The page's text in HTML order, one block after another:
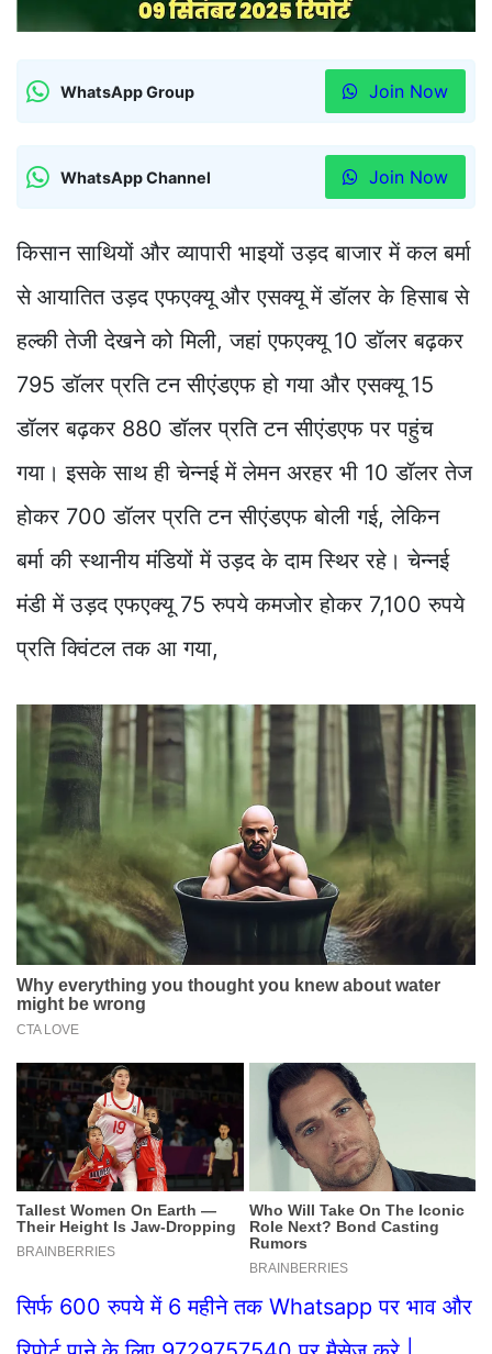
WhatsApp Group Join Now
WhatsApp Channel Join Now
किसान साथियों और व्यापारी भाइयों उड़द बाजार में कल बर्मा
से आयातित उड़द एफएक्यू और एसक्यू में डॉलर के हिसाब से
हल्की तेजी देखने को मिली, जहां एफएक्यू 10 डॉलर बढ़कर
795 डॉलर प्रति टन सीएंडएफ हो गया और एसक्यू 15
डॉलर बढ़कर 880 डॉलर प्रति टन सीएंडएफ पर पहुंच
गया। इसके साथ ही चेन्नई में लेमन अरहर भी 10 डॉलर तेज
होकर 700 डॉलर प्रति टन सीएंडएफ बोली गई, लेकिन
बर्मा की स्थानीय मंडियों में उड़द के दाम स्थिर रहे। चेन्नई
मंडी में उड़द एफएक्यू 75 रुपये कमजोर होकर 7,100 रुपये
प्रति क्विंटल तक आ गया,
सिर्फ 600 रुपये में 6 महीने तक Whatsapp पर भाव और